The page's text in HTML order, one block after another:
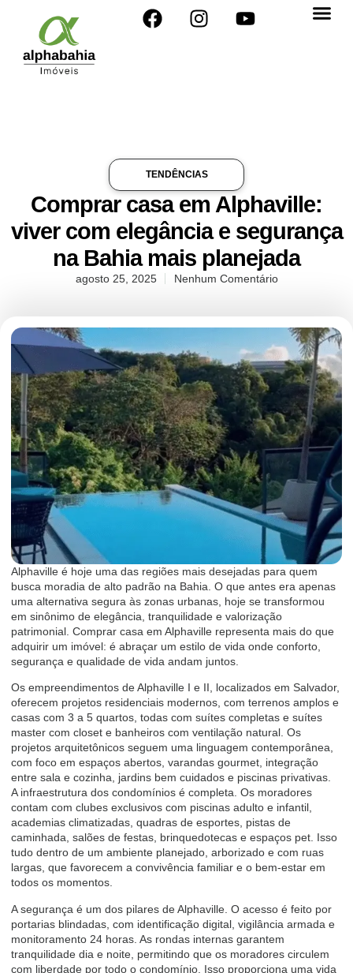
TENDÊNCIAS
Comprar casa em Alphaville:
viver com elegância e segurança
na Bahia mais planejada
agosto 25, 2025 Nenhum Comentário
Alphaville é hoje uma das regiões mais desejadas para quem
busca moradia de alto padrão na Bahia. O que antes era apenas
uma alternativa segura às zonas urbanas, hoje se transformou
em sinônimo de elegância, tranquilidade e valorização
patrimonial. Comprar casa em Alphaville representa mais do que
adquirir um imóvel: é abraçar um estilo de vida onde conforto,
segurança e qualidade de vida andam juntos.
Os empreendimentos de Alphaville I e II, localizados em Salvador,
oferecem projetos residenciais modernos, com terrenos amplos e
casas com 3 a 5 quartos, todas com suítes completas e suítes
master com closet e banheiros com ventilação natural. Os
projetos arquitetônicos seguem uma linguagem contemporânea,
com foco em espaços abertos, varandas gourmet, integração
entre sala e cozinha, jardins bem cuidados e piscinas privativas.
A infraestrutura dos condomínios é completa. Os moradores
contam com clubes exclusivos com piscinas adulto e infantil,
academias climatizadas, quadras de esportes, pistas de
caminhada, salões de festas, brinquedotecas e espaços pet. Isso
tudo dentro de um ambiente planejado, arborizado e com ruas
largas, que favorecem a convivência familiar e o bem-estar em
todos os momentos.
A segurança é um dos pilares de Alphaville. O acesso é feito por
portarias blindadas, com identificação digital, vigilância armada e
monitoramento 24 horas. As rondas internas garantem
tranquilidade dia e noite, permitindo que os moradores circulem
com liberdade por todo o condomínio. Isso proporciona uma vida